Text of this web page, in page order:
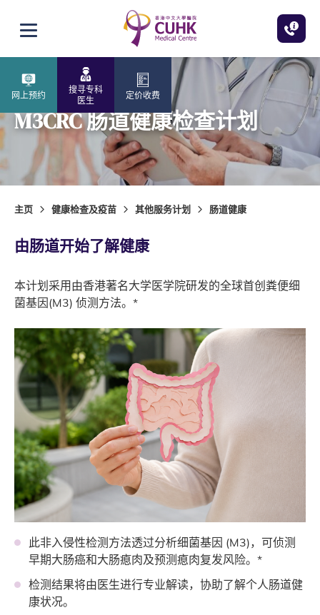
打开选单
网上预约
搜寻专科
医生
定价收费
M3CRC 肠道健康检查计划
主页 健康检查及疫苗 其他服务计划 肠道健康
由肠道开始了解健康
本计划采用由香港著名大学医学院研发的全球首创粪便细
菌基因(M3) 侦测方法。*
此非入侵性检测方法透过分析细菌基因 (M3)，可侦测
早期大肠癌和大肠瘜肉及预测瘜肉复发风险。*
检测结果将由医生进行专业解读，协助了解个人肠道健
康状况。